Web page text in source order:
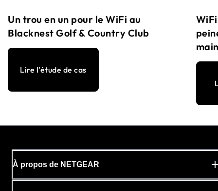
Un trou en un pour le WiFi au
Blacknest Golf & Country Club
Lire l'étude de cas
À propos de NETGEAR